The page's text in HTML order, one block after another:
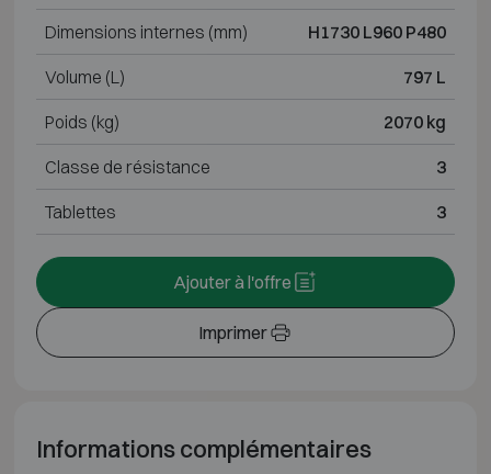
Dimensions internes (mm) H1730 L960 P480
Volume (L) 797 L
Poids (kg) 2070 kg
Classe de résistance 3
Tablettes 3
Imprimer
Ajouter à l'offre
Informations complémentaires